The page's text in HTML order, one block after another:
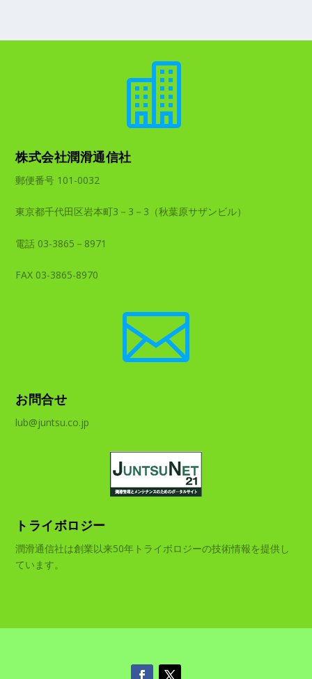

株式会社潤滑通信社
郵便番号 101-0032
東京都千代田区岩本町3－3－3（秋葉原サザンビル）
電話 03-3865－8971
FAX 03-3865-8970

お問合せ
lub@juntsu.co.jp
トライボロジー
潤滑通信社は創業以来50年トライボロジーの技術情報を提供し
ています。